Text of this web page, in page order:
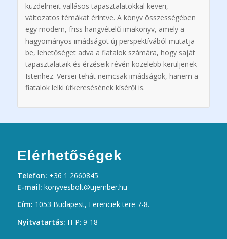
küzdelmeit vallásos tapasztalatokkal keveri,
változatos témákat érintve. A könyv összességében
egy modern, friss hangvételű imakönyv, amely a
hagyományos imádságot új perspektívából mutatja
be, lehetőséget adva a fiatalok számára, hogy saját
tapasztalataik és érzéseik révén közelebb kerüljenek
Istenhez. Versei tehát nemcsak imádságok, hanem a
fiatalok lelki útkeresésének kísérői is.
Elérhetőségek
Telefon: +36 1 2660845
E-mail: konyvesbolt@ujember.hu
Cím: 1053 Budapest, Ferenciek tere 7-8.
Nyitvatartás: H-P: 9-18